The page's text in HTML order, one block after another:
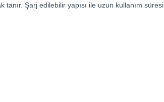
Şarj edilebilir yapısı ile uzun kullanım süresi